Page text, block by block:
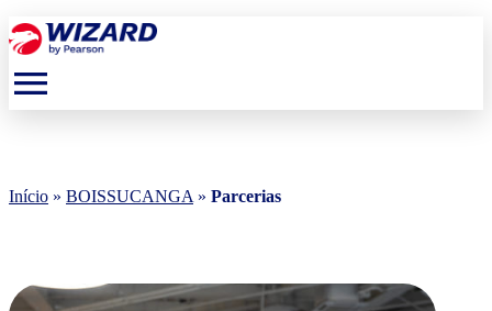
menu
Início » BOISSUCANGA » Parcerias